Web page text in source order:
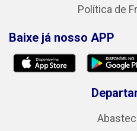
Política de
Baixe já nosso APP